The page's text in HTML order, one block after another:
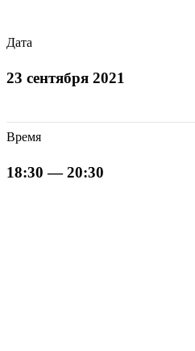
Дата
23 сентября 2021
Время
18:30 — 20:30